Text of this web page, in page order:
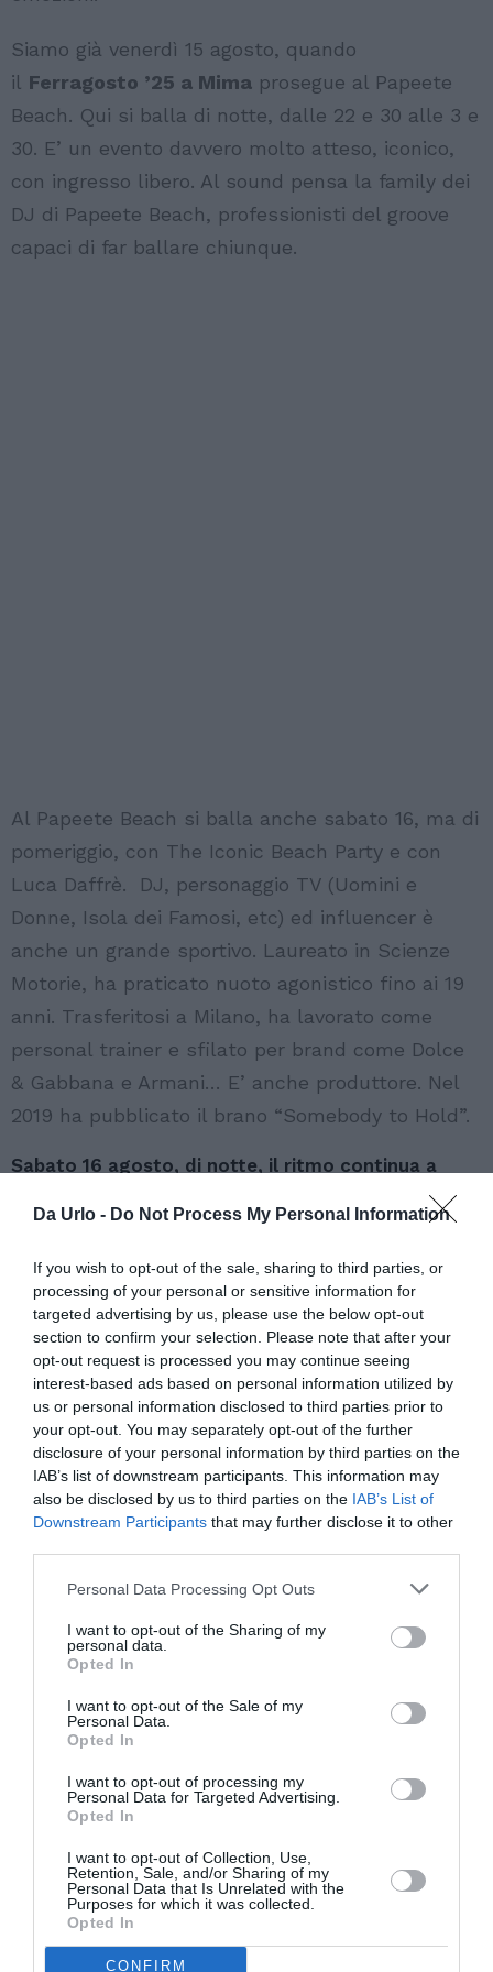
Da Urlo - Do Not Process My Personal Information
If you wish to opt-out of the sale, sharing to third parties, or
processing of your personal or sensitive information for
targeted advertising by us, please use the below opt-out
section to confirm your selection. Please note that after your
opt-out request is processed you may continue seeing
interest-based ads based on personal information utilized by
us or personal information disclosed to third parties prior to
your opt-out. You may separately opt-out of the further
disclosure of your personal information by third parties on the
IAB’s list of downstream participants. This information may
also be disclosed by us to third parties on the IAB’s List of
Downstream Participants that may further disclose it to other
Personal Data Processing Opt Outs
I want to opt-out of the Sharing of my
personal data.
Opted In
I want to opt-out of the Sale of my
Personal Data.
Opted In
I want to opt-out of processing my
Personal Data for Targeted Advertising.
Opted In
I want to opt-out of Collection, Use,
Retention, Sale, and/or Sharing of my
Personal Data that Is Unrelated with the
Purposes for which it was collected.
Opted In
CONFIRM
Siamo già venerdì 15 agosto, quando
il Ferragosto ’25 a Mima prosegue al Papeete
Beach. Qui si balla di notte, dalle 22 e 30 alle 3 e
30. E’ un evento davvero molto atteso, iconico,
con ingresso libero. Al sound pensa la family dei
DJ di Papeete Beach, professionisti del groove
capaci di far ballare chiunque.
Al Papeete Beach si balla anche sabato 16, ma di
pomeriggio, con The Iconic Beach Party e con
Luca Daffrè. DJ, personaggio TV (Uomini e
Donne, Isola dei Famosi, etc) ed influencer è
anche un grande sportivo. Laureato in Scienze
Motorie, ha praticato nuoto agonistico fino ai 19
anni. Trasferitosi a Milano, ha lavorato come
personal trainer e sfilato per brand come Dolce
& Gabbana e Armani… E’ anche produttore. Nel
2019 ha pubblicato il brano “Somebody to Hold”.
Sabato 16 agosto, di notte, il ritmo continua a
Gervais top DJ, produttore e anche attore di
Nato a Marsiglia, ha iniziato giovanissimo il suo
percorso nel mondo della musica elettronica e nel
corso dell’estate 2025, oltre a far ballare MiMa, è
protagonista ad Ibiza. Dove?
E’ ovvio. Nei due spazi di riferimento: all’Ushuaia
e pure all’Hi. E suona pure a Mykonos,
ovviamente al Cavo Paradiso. Come se non
bastasse, nella scorsa primavera ha pure fatto
scatenare il Coachella, celeberrimo festival
L’incredibile tour de force di Ferragosto tra
Papeete Beach e Villapapeete, per il Ferragosto
Papeete, con uno scatenato Tropi-Call Beach
Party perfetto per chiudere una settimana
irripetibile…
soul… per uno scatenato Ferragosto ’25 a Mima
Vota l'articolo!
[Totale:0Media:0]